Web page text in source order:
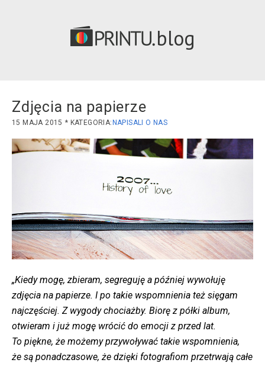
blog
Zdjęcia na papierze
15 MAJA 2015 NAPISALI O NAS
„Kiedy mogę, zbieram, segreguję a później wywołuję
zdjęcia na papierze. I po takie wspomnienia też sięgam
najczęściej. Z wygody chociażby. Biorę z półki album,
otwieram i już mogę wrócić do emocji z przed lat.
To piękne, że możemy przywoływać takie wspomnienia,
że są ponadczasowe, że dzięki fotografiom przetrwają całe